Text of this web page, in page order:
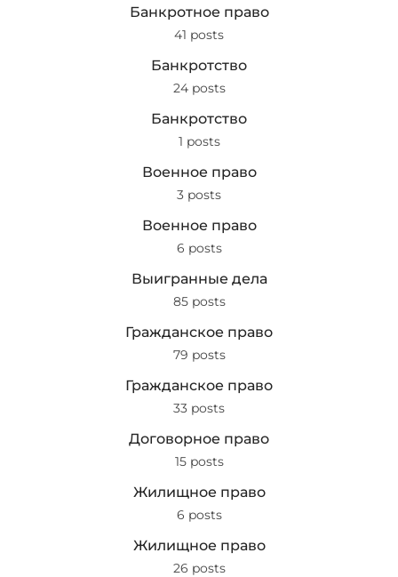
Банкротное право
41 posts
Банкротство
24 posts
Банкротство
1 posts
Военное право
3 posts
Военное право
6 posts
Выигранные дела
85 posts
Гражданское право
79 posts
Гражданское право
33 posts
Договорное право
15 posts
Жилищное право
6 posts
Жилищное право
26 posts